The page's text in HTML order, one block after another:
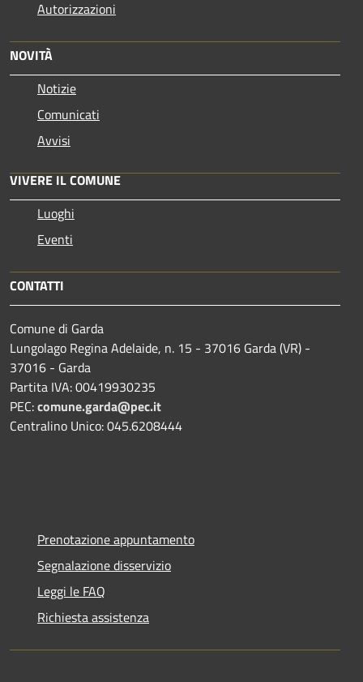
Autorizzazioni
NOVITÀ
Notizie
Comunicati
Avvisi
VIVERE IL COMUNE
Luoghi
Eventi
CONTATTI
Comune di Garda
Lungolago Regina Adelaide, n. 15 - 37016 Garda (VR) -
37016 - Garda
Partita IVA: 00419930235
PEC:comune.garda@pec.it
Centralino Unico: 045.6208444
Prenotazione appuntamento
Segnalazione disservizio
Leggi le FAQ
Richiesta assistenza